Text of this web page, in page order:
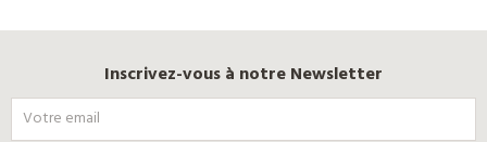
Inscrivez-vous à notre Newsletter